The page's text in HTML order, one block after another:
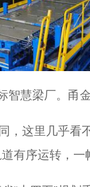
智慧梁厂。甬
这里几乎看
有序运转，一